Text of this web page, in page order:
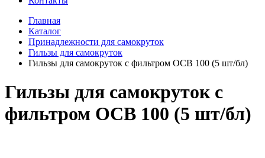
Главная
Каталог
Принадлежности для самокруток
Гильзы для самокруток
Гильзы для самокруток с фильтром OCB 100 (5 шт/бл)
Гильзы для самокруток с
фильтром OCB 100 (5 шт/бл)